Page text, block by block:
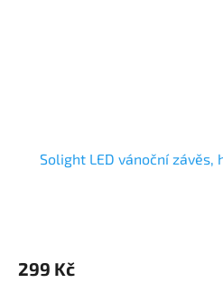
Solight LED vánoční závěs,
299 Kč